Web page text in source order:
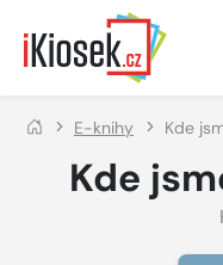
Přejít na hlavní obsah
E-knihy Kde
Kde